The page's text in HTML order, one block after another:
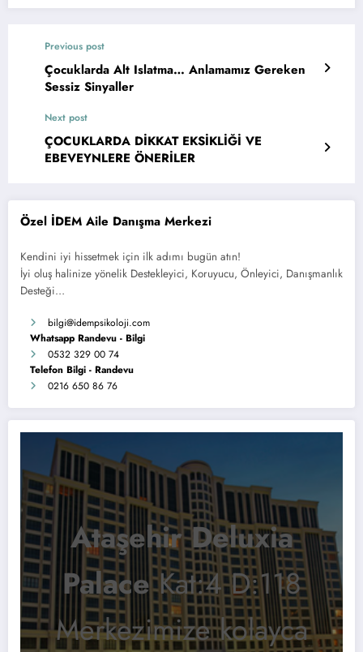
Özel İDEM Aile Danışma Merkezi
Kendini iyi hissetmek için ilk adımı bugün atın!
İyi oluş halinize yönelik Destekleyici, Koruyucu, Önleyici, Danışmanlık
Desteği…
bilgi@idempsikoloji.com
Whatsapp Randevu - Bilgi
0532 329 00 74
Telefon Bilgi - Randevu
0216 650 86 76
Ataşehir Deluxia
PalaceKat:4 D:118
Merkezimize kolayca
Previous post
Çocuklarda Alt Islatma… Anlamamız Gereken
Sessiz Sinyaller
Next post
ÇOCUKLARDA DİKKAT EKSİKLİĞİ VE
EBEVEYNLERE ÖNERİLER